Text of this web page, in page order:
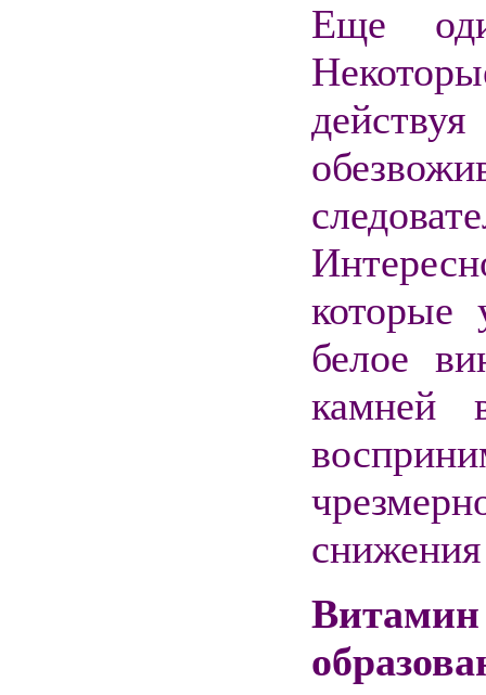
Еще
которые
белое
камней